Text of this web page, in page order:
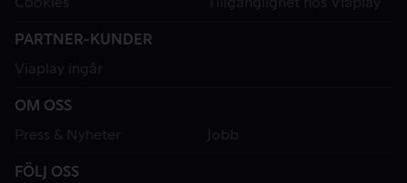
PARTNER-KUNDER
Viaplay ingår
OM OSS
Press & Nyheter
Jobb
FÖLJ OSS